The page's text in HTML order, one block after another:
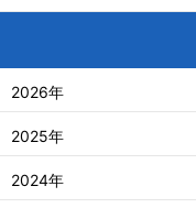
2026年
2025年
2024年